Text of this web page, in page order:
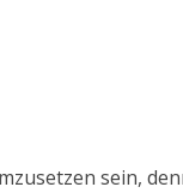
sein,